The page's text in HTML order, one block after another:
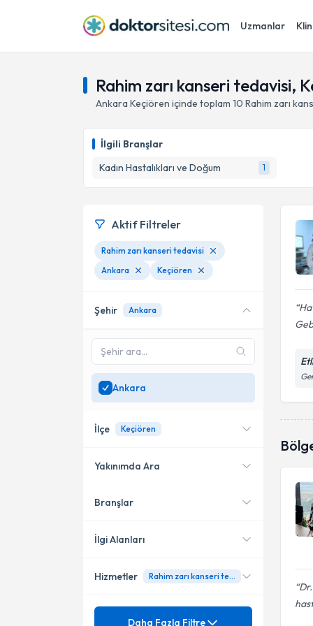
Uzmanlar
Rahim zarı kanseri tedavisi,
Ankara Keçiören içinde toplam 10 Rahim zarı
İlgili Branşlar
Kadın Hastalıkları ve Doğum
1
Aktif Filtreler
Rahim zarı kanseri tedavisi
Ankara
Keçiören
Şehir Ankara
Ankara
İlçe Keçiören
Çankaya
Yenimahalle
Yakınımda Ara
Konumuma yakın uzmanları
Branşlar
Kadın Hastalıkları ve Doğum
İlgi Alanları
4 Boyutlu Ultrasonla Gebelik
Hizmetler Rahim zarı kanseri tedavisi
Mezuniyet
Daha Fazla Filtre